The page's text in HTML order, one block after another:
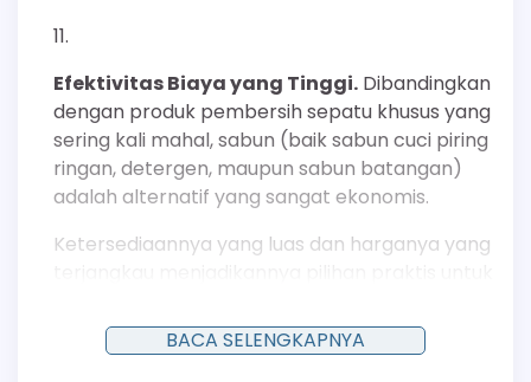
Efektivitas Biaya yang Tinggi. Dibandingkan
dengan produk pembersih sepatu khusus yang
sering kali mahal, sabun (baik sabun cuci piring
ringan, detergen, maupun sabun batangan)
adalah alternatif yang sangat ekonomis.
Ketersediaannya yang luas dan harganya yang
yang tinggi memastikan bahwa hasil
pembersihan yang baik dapat dicapai tanpa
BACA SELENGKAPNYA